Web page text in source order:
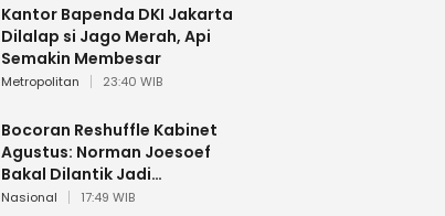
Kantor Bapenda DKI Jakarta
Dilalap si Jago Merah, Api
Semakin Membesar
Metropolitan 23:40 WIB
Bocoran Reshuffle Kabinet
Agustus: Norman Joesoef
Bakal Dilantik Jadi
Wamenhan RI
Nasional 17:49 WIB